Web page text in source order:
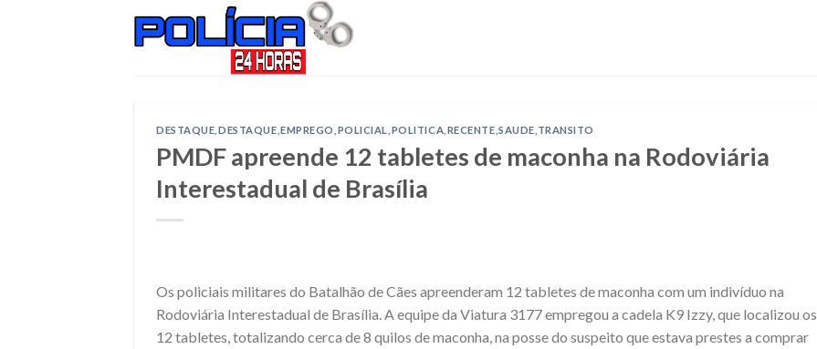
DESTAQUE ,DESTAQUE ,EMPREGO POLICIAL POLITICA RECENTE ,SAUDE TRANSITO
PMDF apreende 12 tabletes de maconha na Rodoviária
Interestadual de Brasília
Os policiais militares do Batalhão de Cães apreenderam 12 tabletes de maconha com um indivíduo na
Rodoviária Interestadual de Brasília. A equipe da Viatura 3177 empregou a cadela K9 Izzy, que localizou os
12 tabletes, totalizando cerca de 8 quilos de maconha, na posse do suspeito que estava prestes a comprar